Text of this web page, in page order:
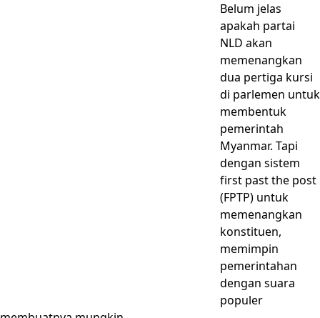
Belum jelas
apakah partai
NLD akan
memenangkan
dua pertiga kursi
di parlemen untuk
membentuk
pemerintah
Myanmar. Tapi
dengan sistem
first past the post
(FPTP) untuk
memenangkan
konstituen,
memimpin
pemerintahan
dengan suara
populer